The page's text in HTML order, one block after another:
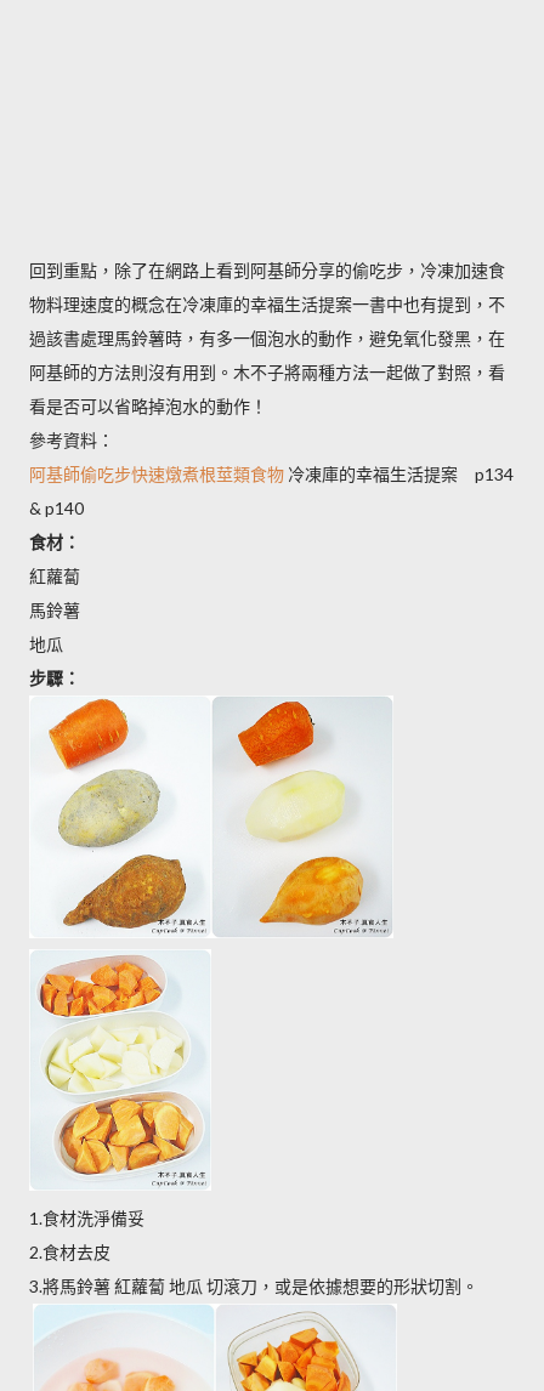
回到重點，除了在網路上看到阿基師分享的偷吃步，冷凍加速食
物料理速度的概念在冷凍庫的幸福生活提案一書中也有提到，不
過該書處理馬鈴薯時，有多一個泡水的動作，避免氧化發黑，在
阿基師的方法則沒有用到。木不子將兩種方法一起做了對照，看
看是否可以省略掉泡水的動作！
參考資料：
阿基師偷吃步快速燉煮根莖類食物 冷凍庫的幸福生活提案 p134
& p140
食材：
紅蘿蔔
馬鈴薯
地瓜
步驟：
1.食材洗淨備妥
2.食材去皮
3.將馬鈴薯 紅蘿蔔 地瓜 切滾刀，或是依據想要的形狀切割。